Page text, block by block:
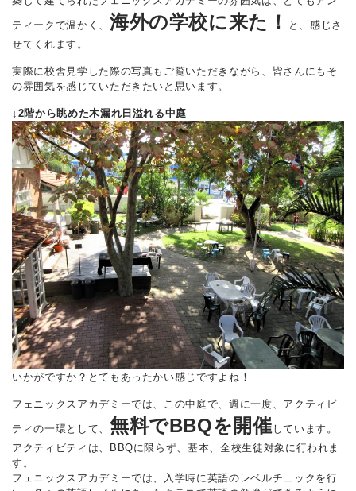
ティークで温かく、 海外の学校に来た！
と、感じさ
せてくれます。
実際に校舎見学した際の写真もご覧いただきながら、皆さんにもそ
の雰囲気を感じていただきたいと思います。
↓2階から眺めた木漏れ日溢れる中庭
いかがですか？とてもあったかい感じですよね！
フェニックスアカデミーでは、この中庭で、週に一度、アクティビ
ティの一環として、 無料でBBQを開催 しています。
アクティビティは、BBQに限らず、基本、全校生徒対象に行われま
す。
フェニックスアカデミーでは、入学時に英語のレベルチェックを行